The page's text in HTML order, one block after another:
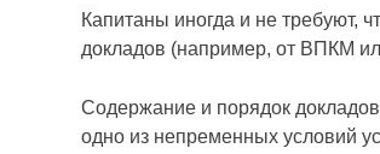
Капитаны иногда и не требуют,
докладов (например, от ВПКМ
Содержание и порядок
одно из непременных условий